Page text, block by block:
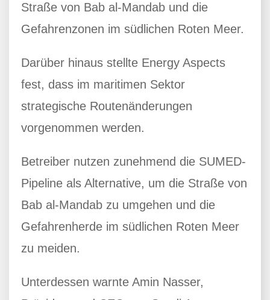
Straße von Bab al-Mandab und die
Gefahrenzonen im südlichen Roten Meer.
Darüber hinaus stellte Energy Aspects
fest, dass im maritimen Sektor
strategische Routenänderungen
vorgenommen werden.
Betreiber nutzen zunehmend die SUMED-
Pipeline als Alternative, um die Straße von
Bab al-Mandab zu umgehen und die
Gefahrenherde im südlichen Roten Meer
zu meiden.
Unterdessen warnte Amin Nasser,